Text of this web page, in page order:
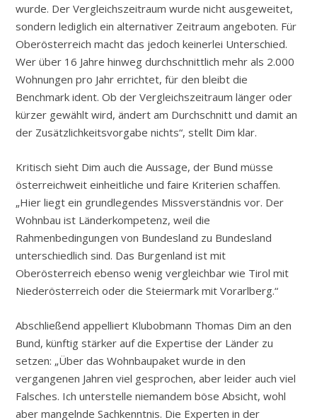
wurde. Der Vergleichszeitraum wurde nicht ausgeweitet,
sondern lediglich ein alternativer Zeitraum angeboten. Für
Oberösterreich macht das jedoch keinerlei Unterschied.
Wer über 16 Jahre hinweg durchschnittlich mehr als 2.000
Wohnungen pro Jahr errichtet, für den bleibt die
Benchmark ident. Ob der Vergleichszeitraum länger oder
kürzer gewählt wird, ändert am Durchschnitt und damit an
der Zusätzlichkeitsvorgabe nichts“, stellt Dim klar.
Kritisch sieht Dim auch die Aussage, der Bund müsse
österreichweit einheitliche und faire Kriterien schaffen.
„Hier liegt ein grundlegendes Missverständnis vor. Der
Wohnbau ist Länderkompetenz, weil die
Rahmenbedingungen von Bundesland zu Bundesland
unterschiedlich sind. Das Burgenland ist mit
Oberösterreich ebenso wenig vergleichbar wie Tirol mit
Niederösterreich oder die Steiermark mit Vorarlberg.“
Abschließend appelliert Klubobmann Thomas Dim an den
Bund, künftig stärker auf die Expertise der Länder zu
setzen: „Über das Wohnbaupaket wurde in den
vergangenen Jahren viel gesprochen, aber leider auch viel
Falsches. Ich unterstelle niemandem böse Absicht, wohl
aber mangelnde Sachkenntnis. Die Experten in der